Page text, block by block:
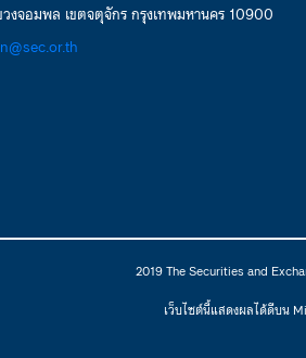
งจอมพล เขตจตุจักร กรุงเทพมหานคร 10900
2019 The Securities and
เว็บไซต์นี้แสดงผลได้ดีบน